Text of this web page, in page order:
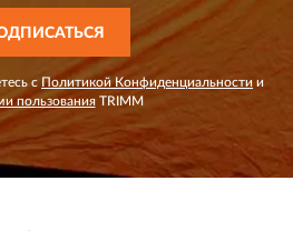
с Политикой Конфиденциальности и
пользованияTRIMM